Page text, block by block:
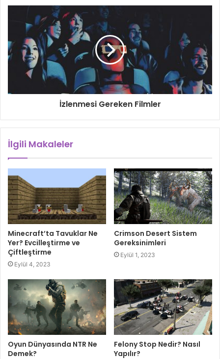
İzlenmesi Gereken Filmler
İlgili Makaleler
Minecraft’ta Tavuklar Ne
Yer? Evcilleştirme ve
Çiftleştirme
Eylül 4, 2023
Crimson Desert Sistem
Gereksinimleri
Eylül 1, 2023
Oyun Dünyasında NTR Ne
Demek?
Felony Stop Nedir? Nasıl
Yapılır?